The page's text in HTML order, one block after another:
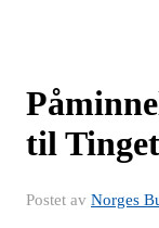
til
Postet av Norges